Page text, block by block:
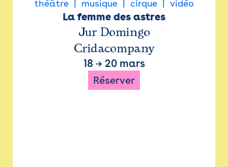
théâtre musique cirque vidéo
La femme des astres
Jur Domingo
Cridacompany
18 → 20 mars
Réserver